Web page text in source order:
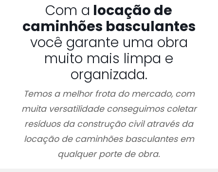
Com a locação de
caminhões basculantes
você garante uma obra
muito mais limpa e
organizada.
Temos a melhor frota do mercado, com
muita versatilidade conseguimos coletar
resíduos da construção civil através da
locação de caminhões basculantes em
qualquer porte de obra.